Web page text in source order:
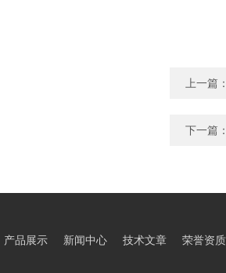
上一篇
下一篇
产品展示 新闻中心 技术文章 荣誉资质